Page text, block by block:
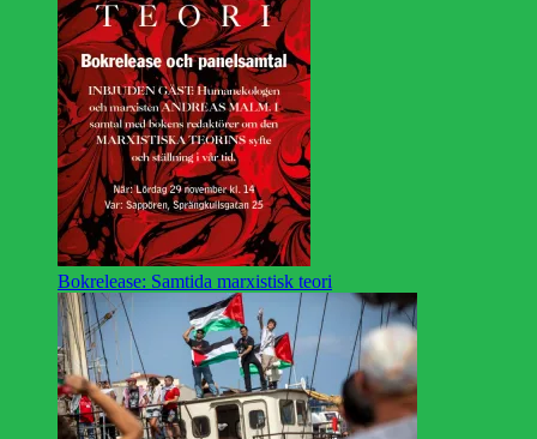
Bokrelease: Samtida marxistisk teori